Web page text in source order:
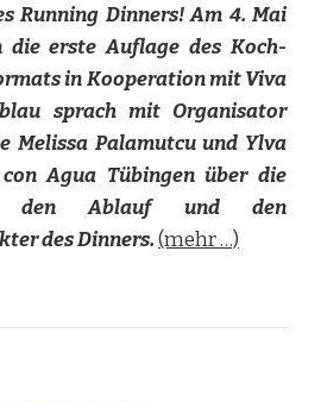
Running Dinners! Am 4. Mai
erste Auflage des Koch-
in Kooperation mit Viva
sprach mit Organisator
Melissa Palamutcu und Ylva
Agua Tübingen über die
den Ablauf und den
des Dinners.(mehr …)